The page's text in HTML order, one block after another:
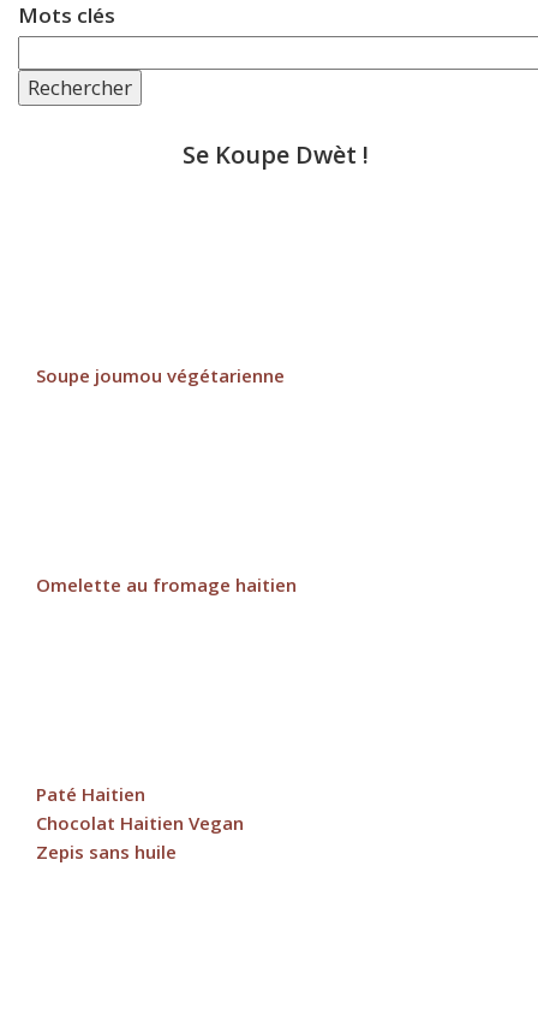
Mots clés
Rechercher
Se Koupe Dwèt !
Soupe joumou végétarienne
Omelette au fromage haitien
Paté Haitien
Chocolat Haitien Vegan
Zepis sans huile